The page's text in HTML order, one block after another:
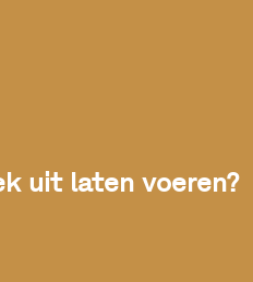
uit laten voeren?